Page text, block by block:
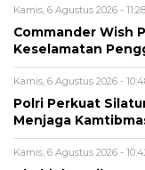
Kamis, 6 Agustus 2026 -
Commander Wish
Keselamatan
Kamis, 6 Agustus 2026 -
Polri Perkuat
Menjaga
Kamis, 6 Agustus 2026 -